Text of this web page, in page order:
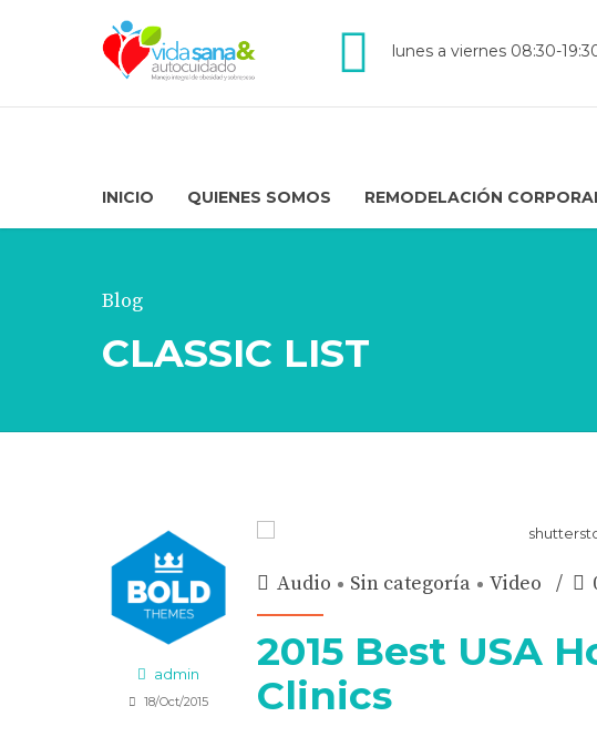
lunes a viernes 08:30-
INICIO QUIENES SOMOS REMODELACIÓN
Blog
CLASSIC LIST
admin
18/Oct/2015
Audio Sin categoría Video
2015 Best USA
Clinics